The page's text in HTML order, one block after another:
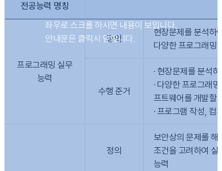
전공능력 명칭
프로그래밍 실무
능력
정의
현장문제를 분석하
다양한 프로그래밍
수행 준거
· 현장문제를 분석
· 다양한 프로그래
프트웨어를 개발할
· 프로그램 작성, 컴
정의
보안상의 문제를 해
조건을 고려하여 실
능력